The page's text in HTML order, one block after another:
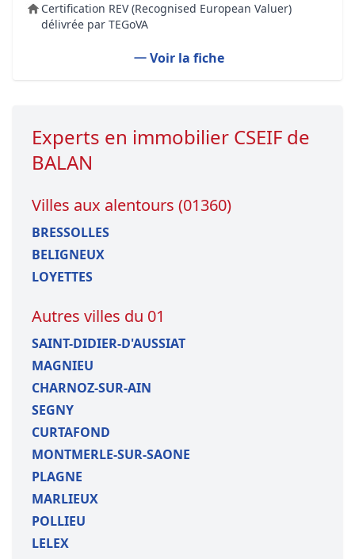
Certification REV (Recognised European Valuer)
délivrée par TEGoVA
Voir la fiche
Experts en immobilier CSEIF de
BALAN
Villes aux alentours (01360)
BRESSOLLES
BELIGNEUX
LOYETTES
Autres villes du 01
SAINT-DIDIER-D'AUSSIAT
MAGNIEU
CHARNOZ-SUR-AIN
SEGNY
CURTAFOND
MONTMERLE-SUR-SAONE
PLAGNE
MARLIEUX
POLLIEU
LELEX